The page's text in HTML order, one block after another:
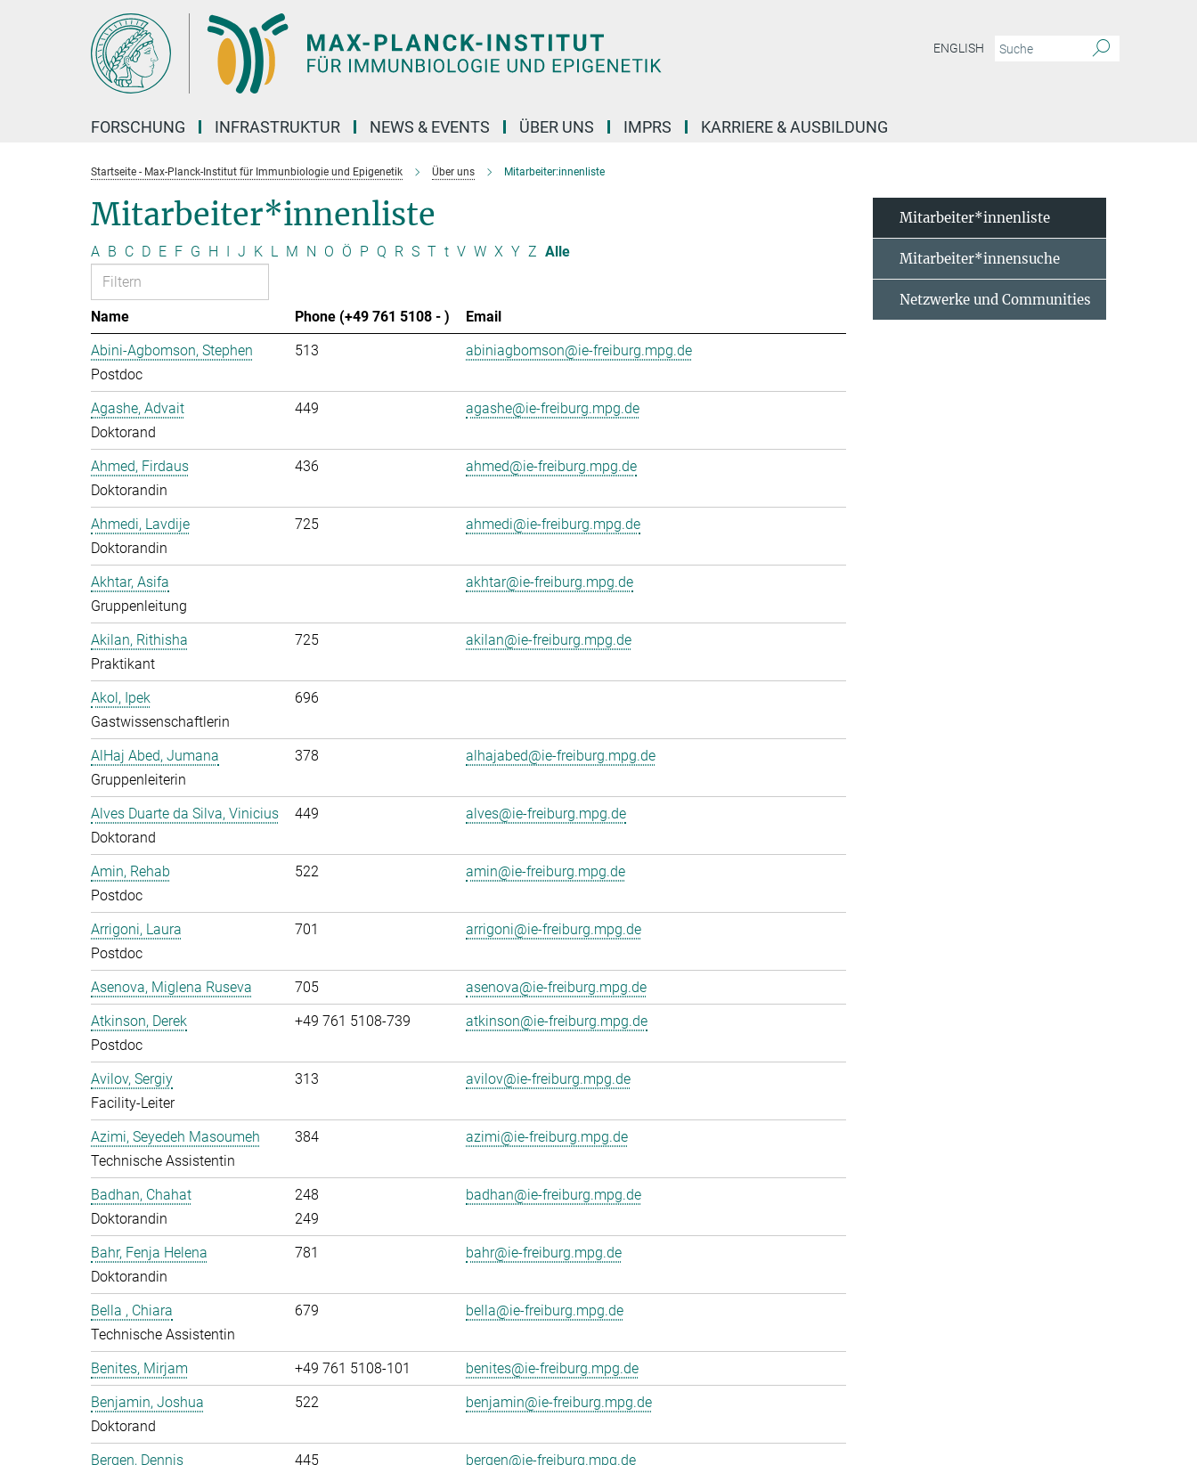
ENGLISH
FORSCHUNG INFRASTRUKTUR NEWS & EVENTS ÜBER UNS IMPRS KARRIERE & AUSBILDUNG
Startseite - Max-Planck-Institut für Immunbiologie und Epigenetik Über uns Mitarbeiter:innenliste
Mitarbeiter*innenliste
A B C D E F G H I J K L M N O Ö P Q R S T t V W X Y Z Alle
Name Phone (+49 761 5108 - )
Email
Abini-Agbomson, Stephen
Postdoc
513 abiniagbomson@ie-freiburg.mpg.de
Agashe, Advait
Doktorand
449 agashe@ie-freiburg.mpg.de
Ahmed, Firdaus
Doktorandin
436 ahmed@ie-freiburg.mpg.de
Ahmedi, Lavdije
Doktorandin
725 ahmedi@ie-freiburg.mpg.de
Akhtar, Asifa
Gruppenleitung
akhtar@ie-freiburg.mpg.de
Akilan, Rithisha
Praktikant
725 akilan@ie-freiburg.mpg.de
Akol, Ipek
Gastwissenschaftlerin
696
AlHaj Abed, Jumana
Gruppenleiterin
378 alhajabed@ie-freiburg.mpg.de
Alves Duarte da Silva, Vinicius
Doktorand
449 alves@ie-freiburg.mpg.de
Amin, Rehab
Postdoc
522 amin@ie-freiburg.mpg.de
Arrigoni, Laura
Postdoc
701 arrigoni@ie-freiburg.mpg.de
Asenova, Miglena Ruseva 705
asenova@ie-freiburg.mpg.de
Atkinson, Derek
Postdoc
+49 761 5108-739 atkinson@ie-freiburg.mpg.de
Avilov, Sergiy
Facility-Leiter
313 avilov@ie-freiburg.mpg.de
Azimi, Seyedeh Masoumeh
Technische Assistentin
384 azimi@ie-freiburg.mpg.de
Badhan, Chahat
Doktorandin
248
249
badhan@ie-freiburg.mpg.de
Bahr, Fenja Helena
Doktorandin
781 bahr@ie-freiburg.mpg.de
Bella , Chiara
Technische Assistentin
679 bella@ie-freiburg.mpg.de
Benites, Mirjam +49 761 5108-101
benites@ie-freiburg.mpg.de
Benjamin, Joshua
Doktorand
522 benjamin@ie-freiburg.mpg.de
Bergen, Dennis 445
bergen@ie-freiburg.mpg.de
Mitarbeiter*innenliste
Mitarbeiter*innensuche
Netzwerke und Communities